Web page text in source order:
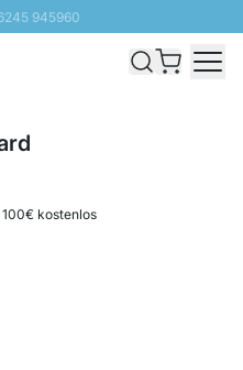
945960
Versand ab 100€
kostenlos